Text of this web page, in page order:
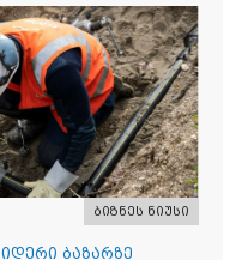
ნიშანდებული
ბიზნეს ნიუსი
ბაზარზე